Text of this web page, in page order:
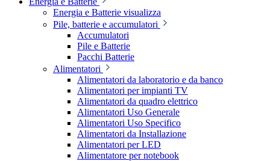
Energia e Batterie visualizza
Pile, batterie e accumulatori
Accumulatori
Pile e Batterie
Pacchi Batterie
Alimentatori
Alimentatori da laboratorio e da banco
Alimentatori per impianti TV
Alimentatori da quadro elettrico
Alimentatori Uso Generale
Alimentatori Uso Specifico
Alimentatori da Installazione
Alimentatori per LED
Alimentatore per notebook